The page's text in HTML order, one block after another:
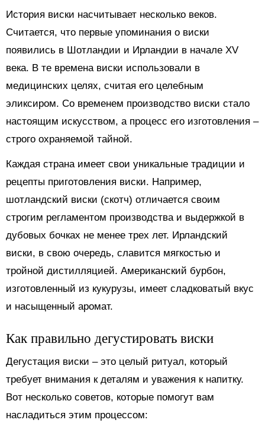
История виски насчитывает несколько веков.
Считается, что первые упоминания о виски
появились в Шотландии и Ирландии в начале XV
века. В те времена виски использовали в
медицинских целях, считая его целебным
эликсиром. Со временем производство виски стало
настоящим искусством, а процесс его изготовления –
строго охраняемой тайной.
Каждая страна имеет свои уникальные традиции и
рецепты приготовления виски. Например,
шотландский виски (скотч) отличается своим
строгим регламентом производства и выдержкой в
дубовых бочках не менее трех лет. Ирландский
виски, в свою очередь, славится мягкостью и
тройной дистилляцией. Американский бурбон,
изготовленный из кукурузы, имеет сладковатый вкус
и насыщенный аромат.
Как правильно дегустировать виски
Дегустация виски – это целый ритуал, который
требует внимания к деталям и уважения к напитку.
Вот несколько советов, которые помогут вам
насладиться этим процессом: